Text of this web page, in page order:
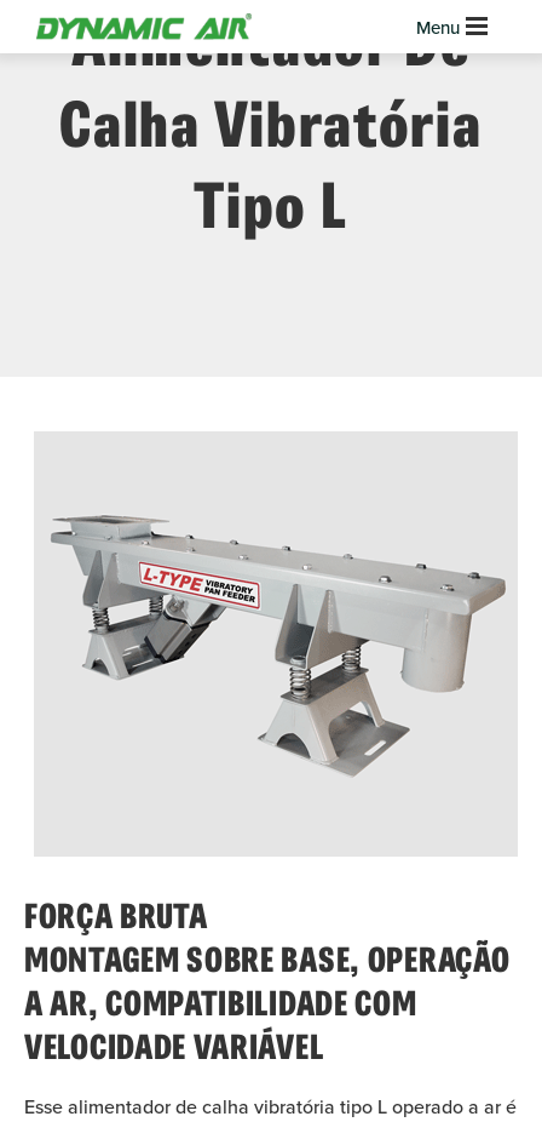
Alimentador De
Calha Vibratória
Tipo L
FORÇA BRUTA
MONTAGEM SOBRE BASE, OPERAÇÃO
A AR, COMPATIBILIDADE COM
VELOCIDADE VARIÁVEL
Esse alimentador de calha vibratória tipo L operado a ar é